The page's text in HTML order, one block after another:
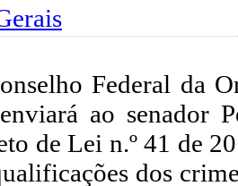
Federal da
ao senador
de Lei n.º 41 de
dos